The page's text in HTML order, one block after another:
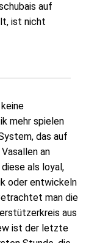
auf
ist nicht
mehr spielen
das auf
an
als loyal,
oder entwickeln
man die
aus
ist der letzte